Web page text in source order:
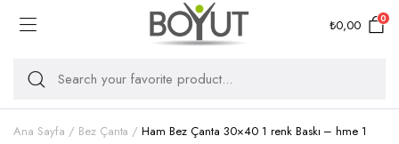
₺0,00 0
Ana Sayfa Bez Çanta Ham Bez Çanta 30×40 1 renk Baskı – hme 1